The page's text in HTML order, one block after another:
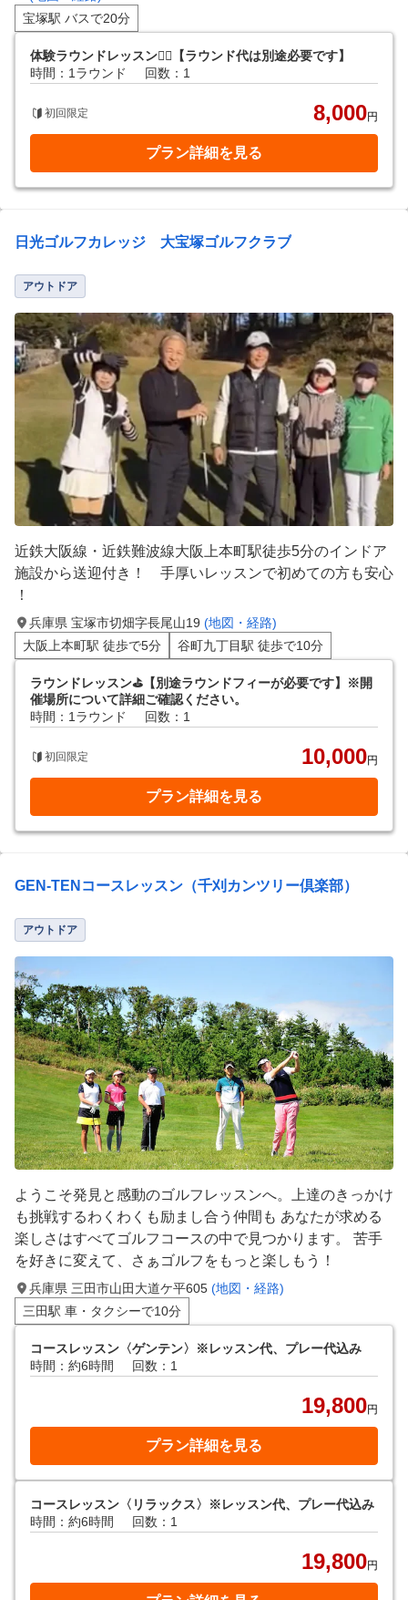
宝塚駅 バスで20分
体験ラウンドレッスン🏌️‍♂️【ラウンド代は別途必要です】
時間：1ラウンド
回数：1
初回限定 8,000円
プラン詳細を見る
日光ゴルフカレッジ 大宝塚ゴルフクラブ
アウトドア
近鉄大阪線・近鉄難波線大阪上本町駅徒歩5分のインドア
施設から送迎付き！ 手厚いレッスンで初めての方も安心
！
兵庫県 宝塚市切畑字長尾山19 (地図・経路)
大阪上本町駅 徒歩で5分
谷町九丁目駅 徒歩で10分
ラウンドレッスン⛳【別途ラウンドフィーが必要です】※開
催場所について詳細ご確認ください。
時間：1ラウンド
回数：1
初回限定 10,000円
プラン詳細を見る
GEN-TENコースレッスン（千刈カンツリー倶楽部）
アウトドア
ようこそ発見と感動のゴルフレッスンへ。上達のきっかけ
も挑戦するわくわくも励まし合う仲間も あなたが求める
楽しさはすべてゴルフコースの中で見つかります。 苦手
を好きに変えて、さぁゴルフをもっと楽しもう！
兵庫県 三田市山田大道ケ平605 (地図・経路)
三田駅 車・タクシーで10分
コースレッスン〈ゲンテン〉※レッスン代、プレー代込み
時間：約6時間
回数：1
19,800円
プラン詳細を見る
コースレッスン〈リラックス〉※レッスン代、プレー代込み
時間：約6時間
回数：1
19,800円